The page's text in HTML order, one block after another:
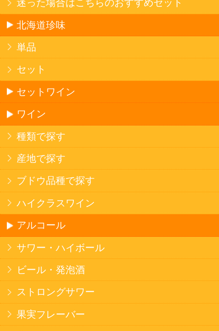
カートに入れる
20歳未満の方の酒類の購入や、飲酒は法律で禁
じられています。
法令に従って、20歳未満の方への酒類のご注文
はお受けできません。
また、酒類を受取に来られた方が20歳未満の場
合は、酒類のお渡しをお断りしております。
表示：スマートフォン｜PC版
このサイトは、企業の実在証明と通信の暗号化
のため、サイバートラストの
入しています。
Trusted Webシールをクリックして、検証結果を